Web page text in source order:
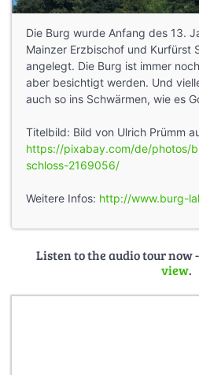
Die Burg wurde Anfang des 13.
Mainzer Erzbischof und Kurfürst
angelegt. Die Burg ist immer
aber besichtigt werden. Und
auch so ins Schwärmen, wie es
Titelbild: Bild von Ulrich Prümm
https://pixabay.com/de/photos/
schloss-2169056/
Weitere Infos: http://www.burg-
Listen to the audio tour now
view.